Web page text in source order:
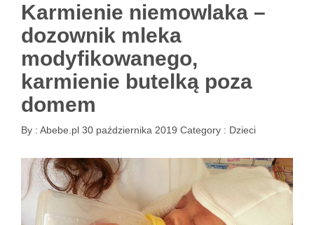
Karmienie niemowlaka –
dozownik mleka
modyfikowanego,
karmienie butelką poza
domem
By : Abebe.pl 30 października 2019 Category : Dzieci